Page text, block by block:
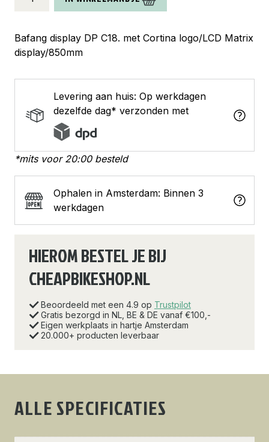
display
C18
UART
Bafang display DP C18. met Cortina logo/LCD Matrix
display/850mm
Levering aan huis: Op werkdagen
dezelfde dag* verzonden met
*mits voor 20:00 besteld
Ophalen in Amsterdam: Binnen 3
werkdagen
HIEROM BESTEL JE BIJ
CHEAPBIKESHOP.NL
Beoordeeld met een 4.9 op Trustpilot
Gratis bezorgd in NL, BE & DE vanaf €100,-
Eigen werkplaats in hartje Amsterdam
20.000+ producten leverbaar
ALLE SPECIFICATIES